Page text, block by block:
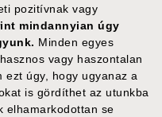
pozitívnak vagy
mindannyian úgy
Minden egyes
vagy haszontalan
ezt úgy, hogy ugyanaz a
is gördíthet az utunkba
elhamarkodottan se